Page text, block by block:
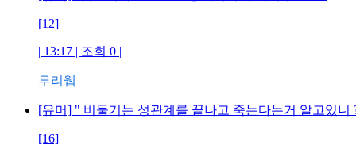
[12]
| 13:17 | 조회 0 |
루리웹
[유머] " 비둘기는 성관계를 끝나고 죽는다는거 알고있니
[16]